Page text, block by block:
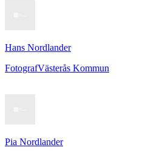
Hans Nordlander
FotografVästerås Kommun
Pia Nordlander